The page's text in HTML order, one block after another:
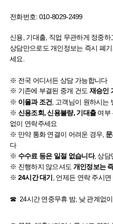
전화번호: 010-8029-2499
신용, 기대출, 직업 무관하게 정중
상담만으로도 개인정보는 즉시 폐
세요.
※ 전국 어디서든 상담 가능합니다
※ 기존에 부결된 중개 건도 재승인
※ 이율과 조건
, 고객님이 원하시
※ 신용조회, 신용불량, 기대출여부
없이 연락주세요
※ 만약 통화 연결이 어려운 경우,
다
※ 수수료 등은 일절 없습니다, 상담
※ 진행하지 않으셔도 개인정보는
※ 24시간 대기 , 언제든 연락 주시
☎ 24시간 연중무휴 밤, 낮 관계없